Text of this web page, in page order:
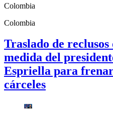
Colombia
Colombia
Traslado de
medida del
Espriella para
cárceles